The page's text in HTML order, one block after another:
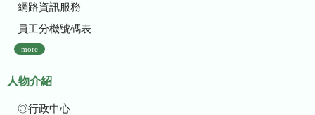
網路資訊服務
員工分機號碼表
more
人物介紹
◎行政中心